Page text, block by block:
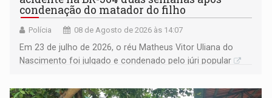
condenação do matador do filho
Polícia 08 de Agosto de 2026 às 14:07
Em 23 de julho de 2026, o réu Matheus Vitor Uliana do
Nascimento foi julgado e condenado pelo júri popular